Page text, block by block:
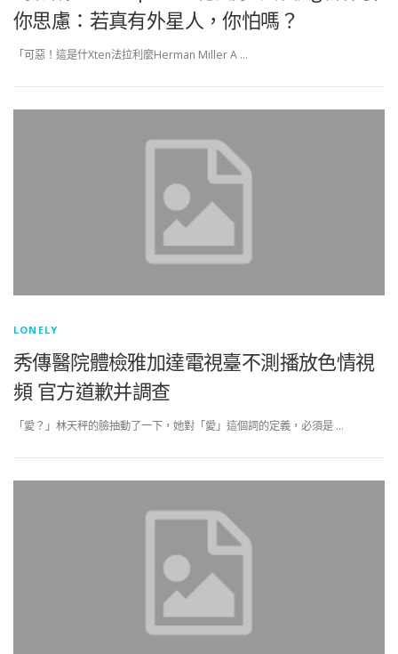
你思慮：若真有外星人，你怕嗎？
「可惡！這是什Xten法拉利麼Herman Miller A …
LONELY
秀傳醫院體檢雅加達電視臺不測播放色情視
頻 官方道歉并調查
「愛？」林天秤的臉抽動了一下，她對「愛」這個詞的定義，必須是 …